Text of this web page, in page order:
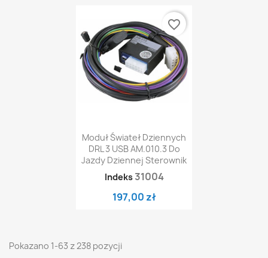
Moduł Świateł Dziennych
DRL 3 USB AM.010.3 Do
Jazdy Dziennej Sterownik
Indeks 31004
197,00 zł
favorite_border
Pokazano 1-63 z 238 pozycji